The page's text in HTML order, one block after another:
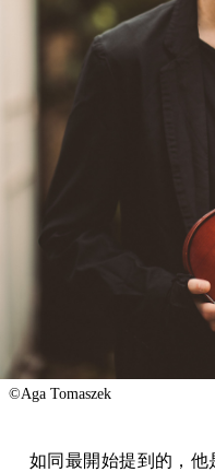
©Aga Tomaszek
如同最開始提到的，